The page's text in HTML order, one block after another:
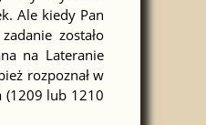
Ale kiedy Pan
zostało
na Lateranie
rozpoznał w
(1209 lub 1210